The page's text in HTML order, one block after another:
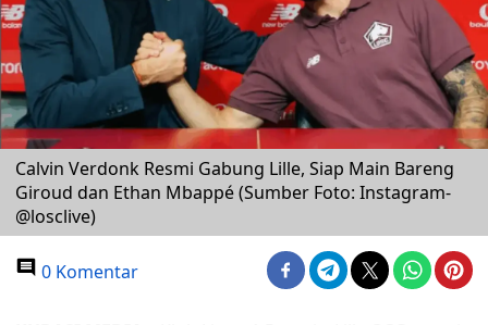
Calvin Verdonk Resmi Gabung Lille, Siap Main Bareng
Giroud dan Ethan Mbappé (Sumber Foto: Instagram-
@losclive)
0 Komentar